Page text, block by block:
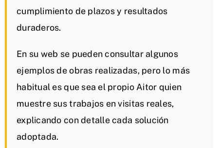
cumplimiento de plazos y resultados
duraderos.
En su web se pueden consultar algunos
ejemplos de obras realizadas, pero lo más
habitual es que sea el propio Aitor quien
muestre sus trabajos en visitas reales,
explicando con detalle cada solución
adoptada.